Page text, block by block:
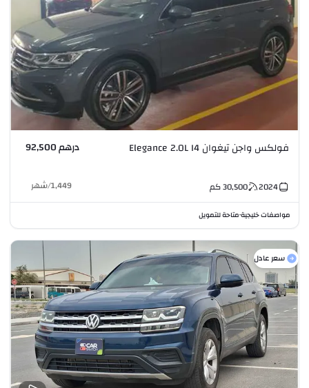
فولكس واجن تيغوان Elegance 2.0L I4 درهم 92,500
2024
30,500كم 1,449
/شهر
مواصفات خليجية•متاحة للتمويل
سعر عادل